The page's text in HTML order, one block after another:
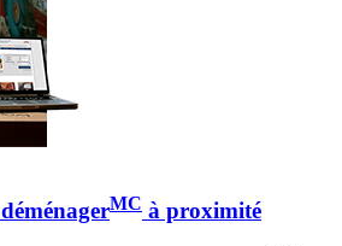
MC à proximité